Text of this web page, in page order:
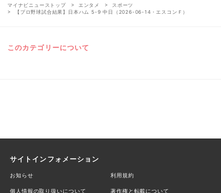
マイナビニューストップ エンタメ
スポーツ
【プロ野球試合結果】日本ハム 5-9 中日（2026-06-14・エスコンＦ）
このカテゴリーについて
サイトインフォメーション
お知らせ 利用規約
個人情報の取り扱いについて 著作権と転載について